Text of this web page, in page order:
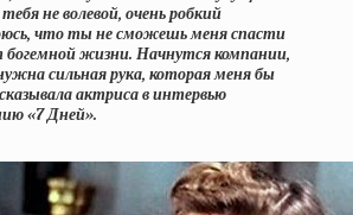
не волевой, очень робкий
что ты не сможешь меня спасти
богемной жизни. Начнутся компании,
сильная рука, которая меня бы
актриса в интервью
«7 Дней».